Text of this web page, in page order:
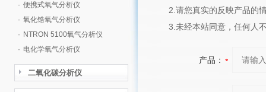
· 便携式氧气分析仪
· 氧化锆氧气分析仪
· NTRON 5100氧气分析仪
· 电化学氧气分析仪
二氧化碳分析仪
2.请您真实的反映产品的
3.未经本站同意，任何人
产品：